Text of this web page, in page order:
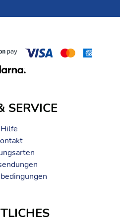
Baumwolle
Waschgängen noch aktiver
cm
SERVICE
Hilfe